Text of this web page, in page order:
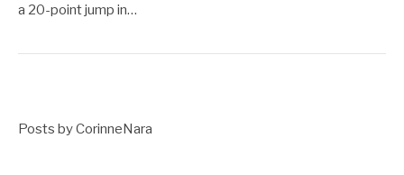
a 20-point jump in…
Posts by CorinneNara